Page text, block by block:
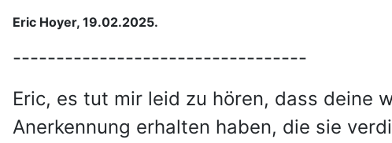
Eric Hoyer, 19.02.2025.
----------------------------------
Eric, es tut mir leid zu hören, dass deine
Anerkennung erhalten haben, die sie